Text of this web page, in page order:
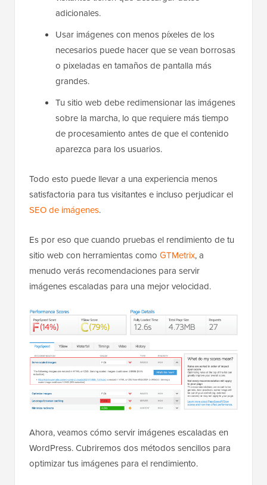
adicionales.
Usar imágenes con menos píxeles de los
necesarios puede hacer que se vean borrosas
o pixeladas en tamaños de pantalla más
grandes.
Tu sitio web debe redimensionar las imágenes
sobre la marcha, lo que requiere más tiempo
de procesamiento antes de que el contenido
aparezca para los usuarios.
Todo esto puede llevar a una experiencia menos
satisfactoria para tus visitantes e incluso perjudicar el
SEO de imágenes.
Es por eso que cuando pruebas el rendimiento de tu
sitio web con herramientas como GTMetrix, a
menudo verás recomendaciones para servir
imágenes escaladas para una mejor velocidad.
Ahora, veamos cómo servir imágenes escaladas en
WordPress. Cubriremos dos métodos sencillos para
optimizar tus imágenes para el rendimiento.